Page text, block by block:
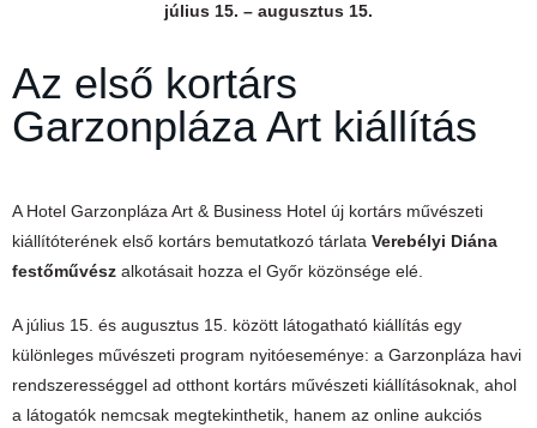
július 15. – augusztus 15.
Az első kortárs
Garzonpláza Art kiállítás
A Hotel Garzonpláza Art & Business Hotel új kortárs művészeti
kiállítóterének első kortárs bemutatkozó tárlata Verebélyi Diána
festőművész alkotásait hozza el Győr közönsége elé.
A július 15. és augusztus 15. között látogatható kiállítás egy
különleges művészeti program nyitóeseménye: a Garzonpláza havi
rendszerességgel ad otthont kortárs művészeti kiállításoknak, ahol
a látogatók nemcsak megtekinthetik, hanem az online aukciós